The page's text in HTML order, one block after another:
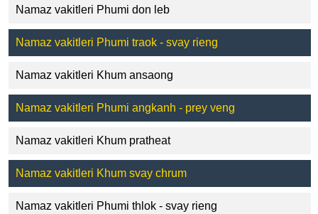
Namaz vakitleri Phumi don leb
Namaz vakitleri Phumi traok - svay rieng
Namaz vakitleri Khum ansaong
Namaz vakitleri Phumi angkanh - prey veng
Namaz vakitleri Khum pratheat
Namaz vakitleri Khum svay chrum
Namaz vakitleri Phumi thlok - svay rieng